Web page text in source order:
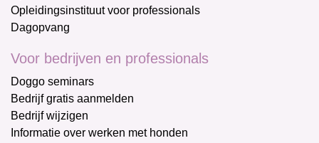
Opleidingsinstituut voor professionals
Dagopvang
Voor bedrijven en professionals
Doggo seminars
Bedrijf gratis aanmelden
Bedrijf wijzigen
Informatie over werken met honden